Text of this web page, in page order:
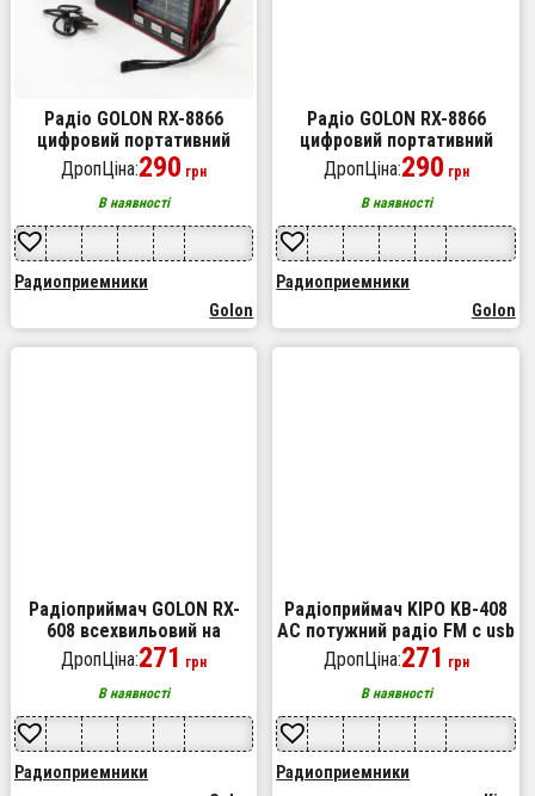
Радіо GOLON RX-8866
цифровий портативний
радіоприймач із ліхтариком
функцією PowerBank. Колір:
червоний
ДропЦіна:290 грн
В наявності
Радиоприемники
Golon
Радіо GOLON RX-8866
цифровий портативний
радіоприймач із ліхтариком
функцією PowerBank. Колір:
золотий
ДропЦіна:290 грн
В наявності
Радиоприемники
Golon
Радіоприймач GOLON RX-
608 всехвильовий на
батарейках + підтримка
USB/microSD/MP3/WMA
ДропЦіна:271 грн
В наявності
Радиоприемники
Радіоприймач KIPO KB-408
AC потужний радіо FM c usb
живлення від батареї R20
або від мережі
ДропЦіна:271 грн
В наявності
Радиоприемники